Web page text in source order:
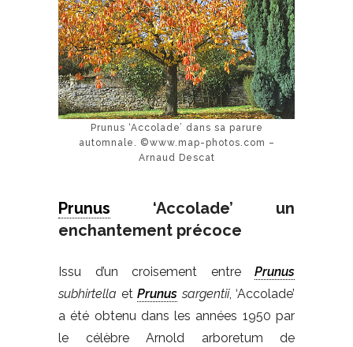
Prunus ‘Accolade’ dans sa parure
automnale. ©www.map-photos.com –
Arnaud Descat
Prunus ‘Accolade’ un
enchantement précoce
Issu d’un croisement entre Prunus
subhirtella et Prunus sargentii, ‘Accolade’
a été obtenu dans les années 1950 par
le célèbre Arnold arboretum de